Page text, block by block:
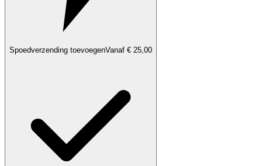
Spoedverzending toevoegenVanaf € 25,00